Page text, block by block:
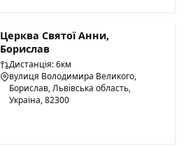
Церква Святої Анни,
Борислав
Дистанція: 6км
вулиця Володимира Великого,
Борислав, Львівська область,
Україна, 82300